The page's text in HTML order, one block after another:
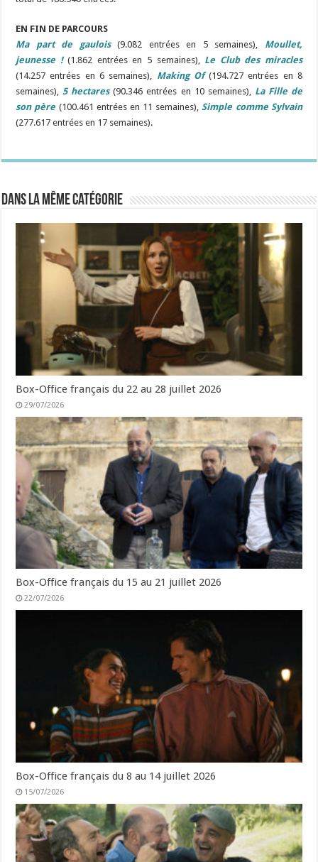
EN FIN DE PARCOURS
Ma part de gaulois(9.082 entrées en 5 semaines), Moullet,
jeunesse !(1.862 entrées en 5 semaines), Le Club des miracles
(14.257 entrées en 6 semaines), Making Of(194.727 entrées en 8
semaines), 5 hectares(90.346 entrées en 10 semaines), La Fille de
son père (100.461 entrées en 11 semaines), Simple comme Sylvain
(277.617 entrées en 17 semaines).
Dans la même catégorie
Box-Office français du 22 au 28 juillet 2026
29/07/2026
Box-Office français du 15 au 21 juillet 2026
22/07/2026
Box-Office français du 8 au 14 juillet 2026
15/07/2026